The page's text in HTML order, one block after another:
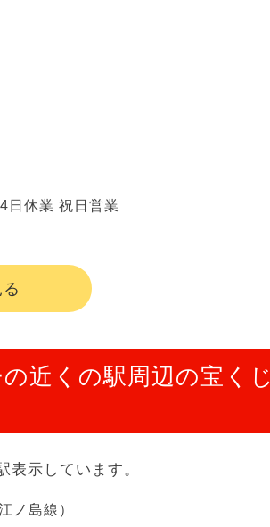
日休業 祝日営業
近くの駅周辺の宝くじ
示しています。
ノ島線）